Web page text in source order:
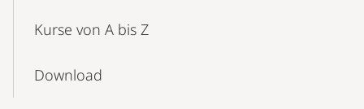
Kurse von A bis Z
Download